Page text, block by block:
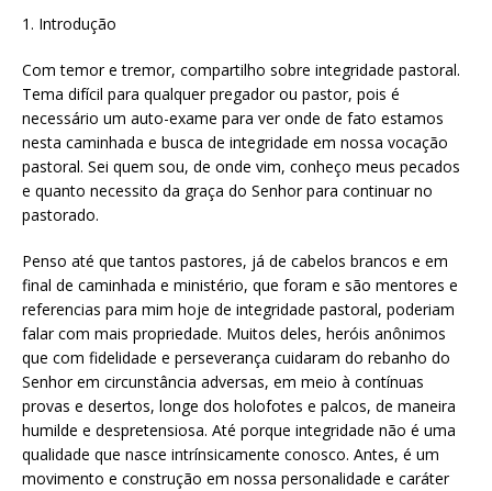
1. Introdução
Com temor e tremor, compartilho sobre integridade pastoral.
Tema difícil para qualquer pregador ou pastor, pois é
necessário um auto-exame para ver onde de fato estamos
nesta caminhada e busca de integridade em nossa vocação
pastoral. Sei quem sou, de onde vim, conheço meus pecados
e quanto necessito da graça do Senhor para continuar no
pastorado.
Penso até que tantos pastores, já de cabelos brancos e em
final de caminhada e ministério, que foram e são mentores e
referencias para mim hoje de integridade pastoral, poderiam
falar com mais propriedade. Muitos deles, heróis anônimos
que com fidelidade e perseverança cuidaram do rebanho do
Senhor em circunstância adversas, em meio à contínuas
provas e desertos, longe dos holofotes e palcos, de maneira
humilde e despretensiosa. Até porque integridade não é uma
qualidade que nasce intrínsicamente conosco. Antes, é um
movimento e construção em nossa personalidade e caráter